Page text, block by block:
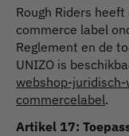
Rough Riders
commerce label
Reglement en de
UNIZO is
webshop-
commercelabel.
Artikel 17: